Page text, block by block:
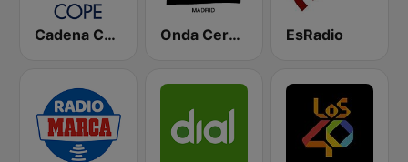
Cadena COPE Onda Cero Madrid EsRadio